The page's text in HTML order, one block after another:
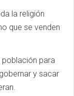
la religión
que se venden
para
y sacar